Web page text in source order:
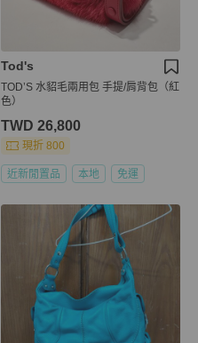
Tod's
TOD’S 水貂毛兩用包 手提/肩背包（紅
色）
TWD 26,800
現折 800
近新閒置品 本地 免運